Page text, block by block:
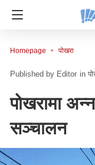
Homepage पोखरा
Editor in
पोखरामा
सञ्चालन